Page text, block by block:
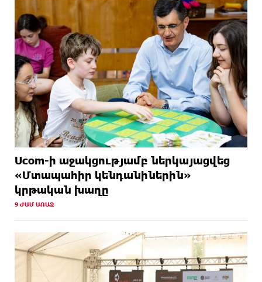
Ucom-ի աջակցությամբ ներկայացվեց
«Մտապահիր կենդանիներին»
կրթական խաղը
9 ԺԱՄ ԱՌԱՋ